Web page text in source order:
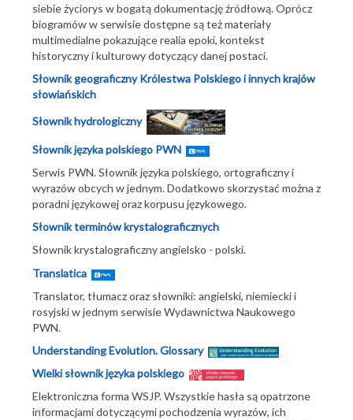
siebie życiorys w bogatą dokumentację źródłową. Oprócz
biogramów w serwisie dostępne są też materiały
multimedialne pokazujące realia epoki, kontekst
historyczny i kulturowy dotyczący danej postaci.
Słownik geograficzny Królestwa Polskiego i innych krajów
słowiańskich
Słownik hydrologiczny
Słownik języka polskiego PWN
Serwis PWN. Słownik języka polskiego, ortograficzny i
wyrazów obcych w jednym. Dodatkowo skorzystać można z
poradni językowej oraz korpusu językowego.
Słownik terminów krystalograficznych
Słownik krystalograficzny angielsko - polski.
Translatica
Translator, tłumacz oraz słowniki: angielski, niemiecki i
rosyjski w jednym serwisie Wydawnictwa Naukowego
PWN.
Understanding Evolution. Glossary
Wielki słownik języka polskiego
Elektroniczna forma WSJP. Wszystkie hasła są opatrzone
informacjami dotyczącymi pochodzenia wyrazów, ich